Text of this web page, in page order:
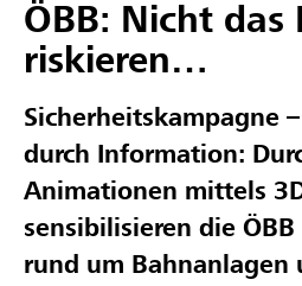
ÖBB: Nicht das
riskieren…
Sicherheitskampagne
durch Information:
Animationen mittels
sensibilisieren die
rund um Bahnanlagen